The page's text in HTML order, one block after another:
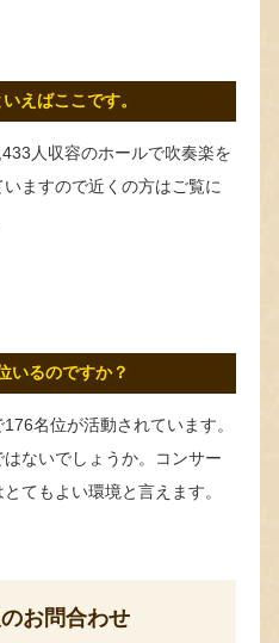
えばここです。
人収容のホールで吹奏楽を
ますので近くの方はご覧に
いるのですか？
名位が活動されています。
ないでしょうか。コンサー
てもよい環境と言えます。
お問合わせ